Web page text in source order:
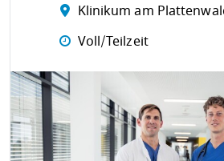
Klinikum am
Voll/Teilzeit